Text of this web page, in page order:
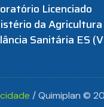
Licenciado
da
Sanitária ES
/ Quimiplan ©